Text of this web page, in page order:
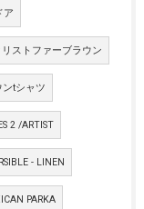
ア
リストファーブラウン
tシャツ
2 /ARTIST
- LINEN
PARKA